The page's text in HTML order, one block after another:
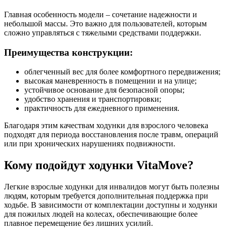
Главная особенность модели – сочетание надежности и
небольшой массы. Это важно для пользователей, которым
сложно управляться с тяжелыми средствами поддержки.
Преимущества конструкции:
облегченный вес для более комфортного передвижения;
высокая маневренность в помещении и на улице;
устойчивое основание для безопасной опоры;
удобство хранения и транспортировки;
практичность для ежедневного применения.
Благодаря этим качествам ходунки для взрослого человека
подходят для периода восстановления после травм, операций
или при хронических нарушениях подвижности.
Кому подойдут ходунки VitaMove?
Легкие взрослые ходунки для инвалидов могут быть полезны
людям, которым требуется дополнительная поддержка при
ходьбе. В зависимости от комплектации доступны и ходунки
для пожилых людей на колесах, обеспечивающие более
плавное перемещение без лишних усилий.